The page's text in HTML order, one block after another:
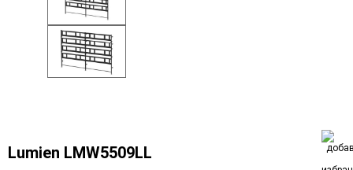
Lumien LMW5509LL